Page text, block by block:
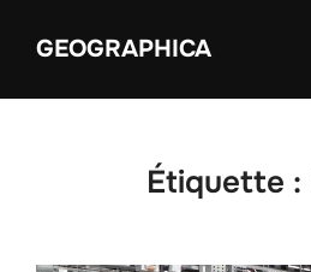
GEOGRAPHICA
Étiquette :